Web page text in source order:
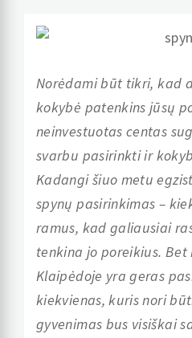
Norėdami būt tikri, kad
kokybė patenkins jūsų
neinvestuotas centas
svarbu pasirinkti ir
Kadangi šiuo metu
spynų pasirinkimas –
ramus, kad galiausiai
tenkina jo poreikius.
Klaipėdoje yra geras
kiekvienas, kuris nori
gyvenimas bus visiškai